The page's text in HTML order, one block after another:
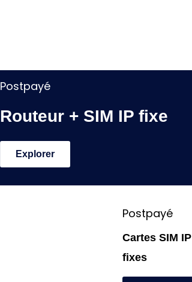
Postpayé
Routeur + SIM IP fixe
Explorer
Postpayé
Cartes SIM IP
fixes